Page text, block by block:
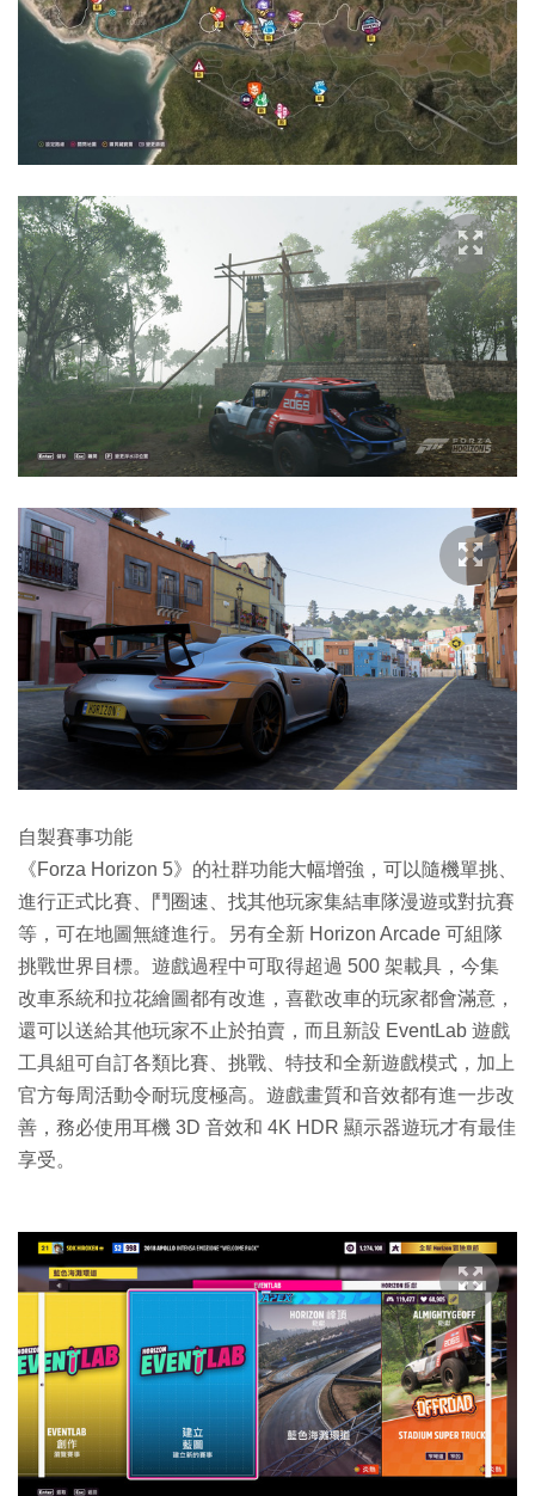
自製賽事功能
《Forza Horizon 5》的社群功能大幅增強，可以隨機單挑、
進行正式比賽、鬥圈速、找其他玩家集結車隊漫遊或對抗賽
等，可在地圖無縫進行。另有全新 Horizon Arcade 可組隊
挑戰世界目標。遊戲過程中可取得超過 500 架載具，今集
改車系統和拉花繪圖都有改進，喜歡改車的玩家都會滿意，
還可以送給其他玩家不止於拍賣，而且新設 EventLab 遊戲
工具組可自訂各類比賽、挑戰、特技和全新遊戲模式，加上
官方每周活動令耐玩度極高。遊戲畫質和音效都有進一步改
善，務必使用耳機 3D 音效和 4K HDR 顯示器遊玩才有最佳
享受。